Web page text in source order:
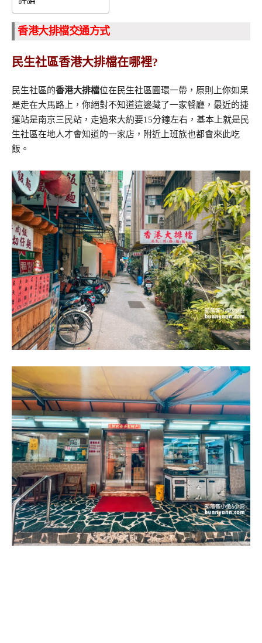
香港大排檔交通方式
民生社區香港大排檔在哪裡?
民生社區的香港大排檔位在民生社區圓環一帶，原則上你如果
是走在大馬路上，你絕對不知道這邊藏了一家餐廳，最近的捷
運站是南京三民站，走過來大約要15分鐘左右，基本上就是民
生社區在地人才會知道的一家店，附近上班族也都會來此吃
飯。